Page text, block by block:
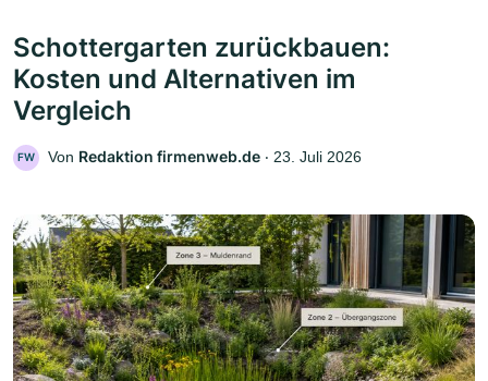
Schottergarten zurückbauen:
Kosten und Alternativen im
Vergleich
FW Von Redaktion firmenweb.de ‧ 23. Juli 2026